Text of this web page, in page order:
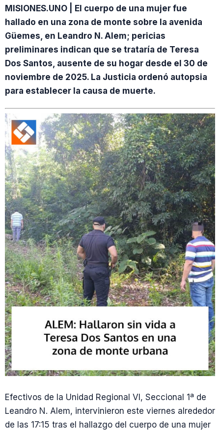
MISIONES.UNO | El cuerpo de una mujer fue
hallado en una zona de monte sobre la avenida
Güemes, en Leandro N. Alem; pericias
preliminares indican que se trataría de Teresa
Dos Santos, ausente de su hogar desde el 30 de
noviembre de 2025. La Justicia ordenó autopsia
para establecer la causa de muerte.
Efectivos de la Unidad Regional VI, Seccional 1ª de
Leandro N. Alem, intervinieron este viernes alrededor
de las 17:15 tras el hallazgo del cuerpo de una mujer